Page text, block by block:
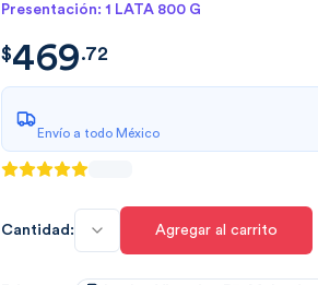
Presentación: 1 LATA 800 G
$469.7294
$469.72
Envío a todo México
Cantidad: Agregar al carrito